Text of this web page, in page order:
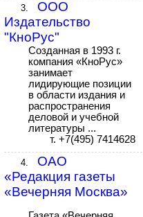
3.
ООО
Издательство
"КноРус"
Созданная в 1993 г.
компания «КноРус»
занимает
лидирующие позиции
в области издания и
распространения
деловой и учебной
литературы ...
т. +7(495) 7414628
4.
ОАО
«Редакция газеты
«Вечерняя Москва»